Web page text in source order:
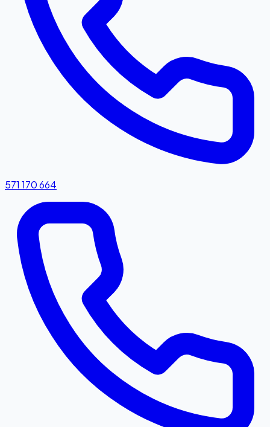
571 170 664